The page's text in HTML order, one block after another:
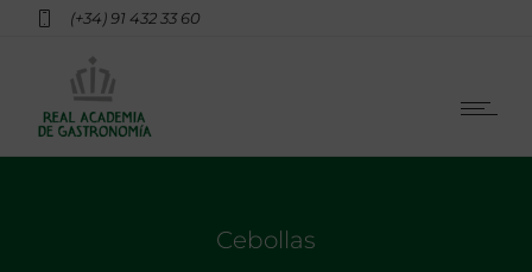
(+34) 91 432 33 60
Cebollas